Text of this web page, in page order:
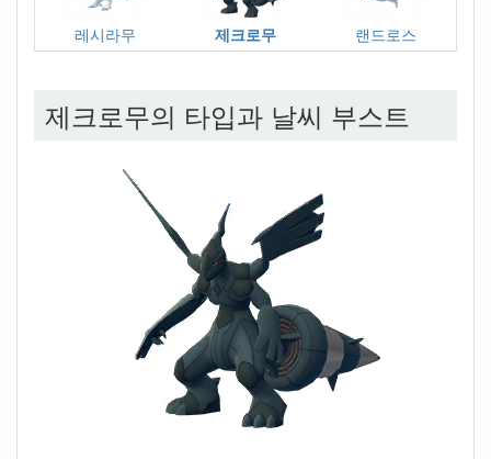
레시라무 제크로무 랜드로스
제크로무의 타입과 날씨 부스트